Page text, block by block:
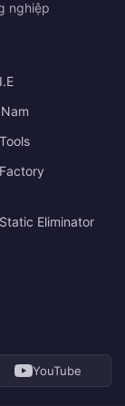
nghiệp
Eliminator
YouTube